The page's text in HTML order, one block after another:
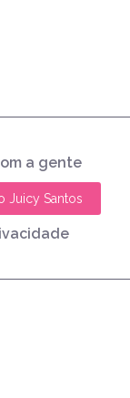
a gente
Juicy Santos